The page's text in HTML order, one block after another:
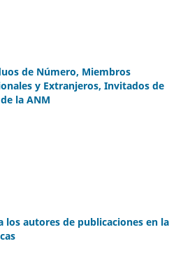
de Número, Miembros
y Extranjeros, Invitados de
la ANM
los autores de publicaciones en la